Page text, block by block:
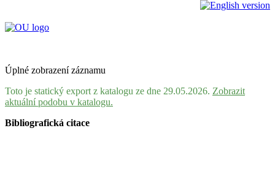
Úplné zobrazení záznamu
Toto je statický export z katalogu ze dne 29.05.2026. Zobrazit
aktuální podobu v katalogu.
Bibliografická citace